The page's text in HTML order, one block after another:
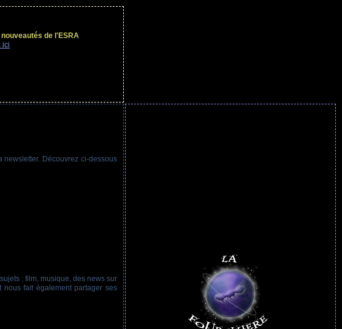
de l'ESRA
ici
Découvrez ci-dessous
: film, musique, des news sur
nous fait également partager ses